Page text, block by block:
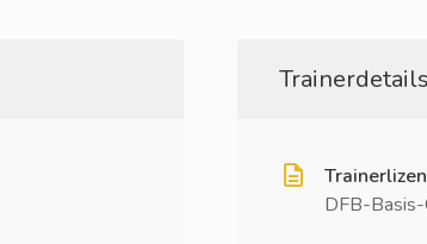
Trainerdetails
DFB-Basis-